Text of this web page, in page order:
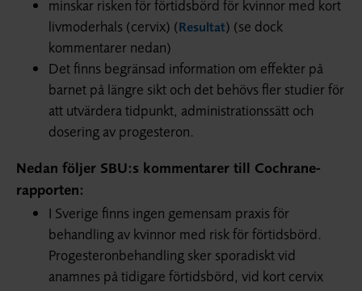
minskar risken för förtidsbörd för kvinnor med kort
livmoderhals (cervix) (Resultat) (se dock
kommentarer nedan)
Det finns begränsad information om effekter på
barnet på längre sikt och det behövs fler studier för
att utvärdera tidpunkt, administrationssätt och
dosering av progesteron.
Nedan följer SBU:s kommentarer till Cochrane-
rapporten:
I Sverige finns ingen gemensam praxis för
behandling av kvinnor med risk för förtidsbörd.
Progesteron­behandling sker sporadiskt vid
anamnes på tidigare förtidsbörd, vid kort cervix